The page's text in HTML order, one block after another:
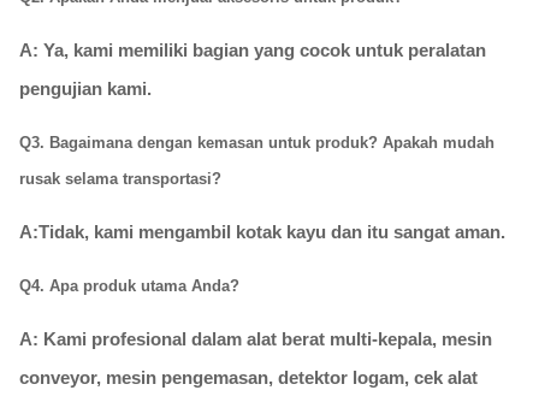
A: Ya, kami memiliki bagian yang cocok untuk peralatan
pengujian kami.
Q3. Bagaimana dengan kemasan untuk produk? Apakah mudah
rusak selama transportasi?
A:Tidak, kami mengambil kotak kayu dan itu sangat aman.
Q4. Apa produk utama Anda?
A: Kami profesional dalam alat berat multi-kepala, mesin
conveyor, mesin pengemasan, detektor logam, cek alat